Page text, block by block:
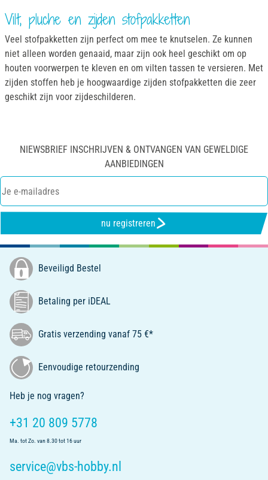
Vilt, pluche en zijden stofpakketten
Veel stofpakketten zijn perfect om mee te knutselen. Ze kunnen
niet alleen worden genaaid, maar zijn ook heel geschikt om op
houten voorwerpen te kleven en om vilten tassen te versieren. Met
zijden stoffen heb je hoogwaardige zijden stofpakketten die zeer
geschikt zijn voor zijdeschilderen.
NIEWSBRIEF INSCHRIJVEN & ONTVANGEN VAN GEWELDIGE
AANBIEDINGEN
nu registreren
Beveiligd Bestel
Betaling per iDEAL
Gratis verzending vanaf 75 €*
Eenvoudige retourzending
Heb je nog vragen?
+31 20 809 5778
Ma. tot Zo. van 8.30 tot 16 uur
service@vbs-hobby.nl